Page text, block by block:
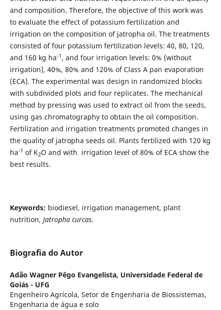
and composition. Therefore, the objective of this work was
to evaluate the effect of potassium fertilization and
irrigation on the composition of jatropha oil. The treatments
consisted of four potassium fertilization levels: 40, 80, 120,
and 160 kg ha-1 , and four irrigation levels: 0% (without
irrigation), 40%, 80% and 120% of Class A pan evaporation
(ECA). The experimental was design in randomized blocks
with subdivided plots and four replicates. The mechanical
method by pressing was used to extract oil from the seeds,
using gas chromatography to obtain the oil composition.
Fertilization and irrigation treatments promoted changes in
the quality of jatropha seeds oil. Plants fertilized with 120 kg
ha-1 of K2O and with irrigation level of 80% of ECA show the
best results.
Keywords: biodiesel, irrigation management, plant
nutrition, Jatropha curcas.
Biografia do Autor
Adão Wagner Pêgo Evangelista, Universidade Federal de
Goiás - UFG
Engenheiro Agrícola, Setor de Engenharia de Biossistemas,
Engenharia de água e solo